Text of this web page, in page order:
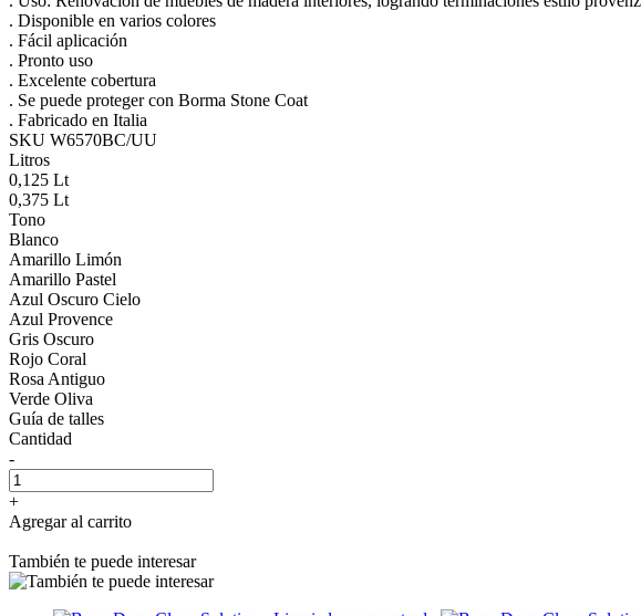
. Disponible en varios colores
. Fácil aplicación
. Pronto uso
. Excelente cobertura
. Se puede proteger con Borma Stone Coat
. Fabricado en Italia
SKU W6570BC/UU
Litros
0,125 Lt
0,375 Lt
Tono
Blanco
Amarillo Limón
Amarillo Pastel
Azul Oscuro Cielo
Azul Provence
Gris Oscuro
Rojo Coral
Rosa Antiguo
Verde Oliva
Guía de talles
Cantidad
-
+
Agregar al carrito
También te puede interesar